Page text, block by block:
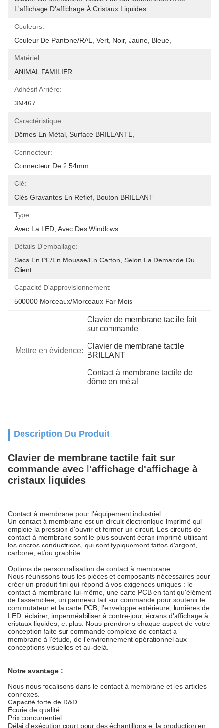
L'affichage D'affichage À Cristaux Liquides
Couleurs:
Couleur De Pantone/RAL, Vert, Noir, Jaune, Bleue,
Matériel:
ANIMAL FAMILIER
Adhésif Arrière:
3M467
Caractéristique:
Dômes En Métal, Surface BRILLANTE,
Connecteur:
Connecteur De 2.54mm
Clé:
Clés Gravantes En Refief, Bouton BRILLANT
Type:
Avec La LED, Avec Des Windlows
Détails D'emballage:
Sacs En PE/en Mousse/en Carton, Selon La Demande Du
Client
Capacité D'approvisionnement:
500000 Morceaux/morceaux Par Mois
Mettre en évidence:
Clavier de membrane tactile fait
sur commande
,
Clavier de membrane tactile
BRILLANT
,
Contact à membrane tactile de
dôme en métal
Description Du Produit
Clavier de membrane tactile fait sur
commande avec l'affichage d'affichage à
cristaux liquides
Contact à membrane pour l'équipement industriel
Un contact à membrane est un circuit électronique imprimé qui
emploie la pression d'ouvrir et fermer un circuit. Les circuits de
contact à membrane sont le plus souvent écran imprimé utilisant
les encres conductrices, qui sont typiquement faites d'argent,
carbone, et/ou graphite.
Options de personnalisation de contact à membrane
Nous réunissons tous les pièces et composants nécessaires pour
créer un produit fini qui répond à vos exigences uniques : le
contact à membrane lui-même, une carte PCB en tant qu'élément
de l'assemblée, un panneau fait sur commande pour soutenir le
commutateur et la carte PCB, l'enveloppe extérieure, lumières de
LED, éclairer, imperméabiliser à contre-jour, écrans d'affichage à
cristaux liquides, et plus. Nous prendrons chaque aspect de votre
conception faite sur commande complexe de contact à
membrane à l'étude, de l'environnement opérationnel aux
conceptions visuelles et au-delà.
Notre avantage :
Nous nous focalisons dans le contact à membrane et les articles
connexes.
Capacité forte de R&D
Écurie de qualité
Prix concurrentiel
Délai d'exécution court pour des échantillons et la production en